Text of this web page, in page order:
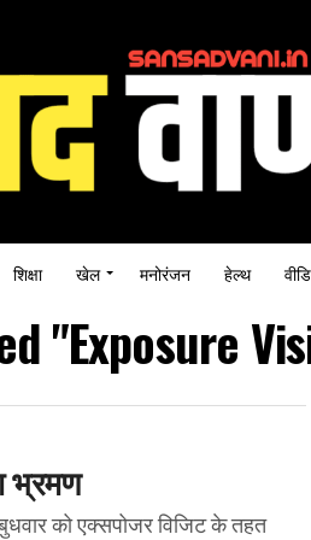
शिक्षा खेल मनोरंजन हेल्थ
"Exposure
भ्रमण
को एक्सपोजर विजिट के तहत